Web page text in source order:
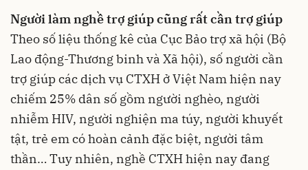
Người làm nghề trợ giúp cũng rất cần trợ giúp
Theo số liệu thống kê của Cục Bảo trợ xã hội (Bộ
Lao động-Thương binh và Xã hội), số người cần
trợ giúp các dịch vụ CTXH ở Việt Nam hiện nay
chiếm 25% dân số gồm người nghèo, người
nhiễm HIV, người nghiện ma túy, người khuyết
tật, trẻ em có hoàn cảnh đặc biệt, người tâm
thần… Tuy nhiên, nghề CTXH hiện nay đang